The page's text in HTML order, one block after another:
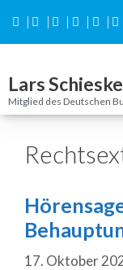
springen
Lars Schieske
Mitglied des Deutschen
17. Oktober